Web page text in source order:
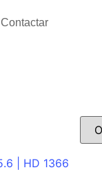
Contactar